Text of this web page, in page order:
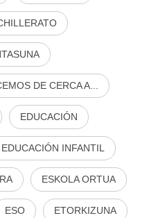
DE CERCA A...
EDUCACIÓN
EDUCACIÓN INFANTIL
ESKOLA ORTUA
ESO ETORKIZUNA